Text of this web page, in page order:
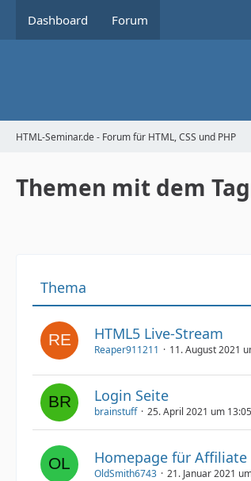
Dashboard Forum
HTML-Seminar.de - Forum für HTML, CSS und PHP
Themen mit dem
Thema
HTML5 Live-Stream
Reaper911211 11. August 2021
Login Seite
brainstuff 25. April 2021 um 13:05
Homepage für Affiliate
OldSmith6743 21. Januar 2021